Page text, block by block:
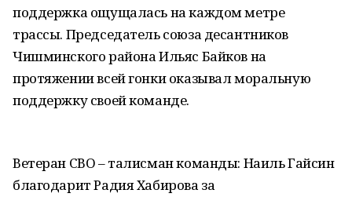
поддержка ощущалась на каждом метре
трассы. Председатель союза десантников
Чишминского района Ильяс Байков на
протяжении всей гонки оказывал моральную
поддержку своей команде.
Ветеран СВО – талисман команды: Наиль Гайсин
благодарит Радия Хабирова за